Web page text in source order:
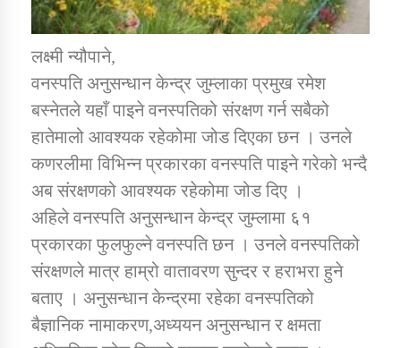
कार्यक्रम कार्यान्वयन एकाई जुम्लाको सुचना
लक्ष्मी न्यौपाने,
वनस्पति अनुसन्धान केन्द्र जुम्लाका प्रमुख रमेश
बस्नेतले यहाँ पाइने वनस्पतिको संरक्षण गर्न सबैको
हातेमालो आवश्यक रहेकोमा जोड दिएका छन । उनले
कणरलीमा विभिन्न प्रकारका वनस्पति पाइने गरेको भन्दै
अब संरक्षणको आवश्यक रहेकोमा जोड दिए ।
अहिले वनस्पति अनुसन्धान केन्द्र जुम्लामा ६१
प्रकारका फुलफुल्ने वनस्पति छन । उनले वनस्पतिको
संरक्षणले मात्र हाम्रो वातावरण सुन्दर र हराभरा हुने
बताए । अनुसन्धान केन्द्रमा रहेका वनस्पतिको
बैज्ञानिक नामाकरण,अध्ययन अनुसन्धान र क्षमता